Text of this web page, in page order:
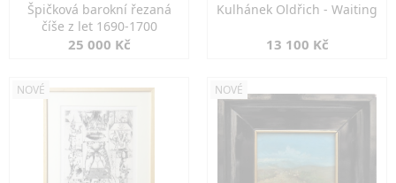
Špičková barokní řezaná
číše z let 1690-1700
25 000 Kč
Kulhánek Oldřich - Waiting
13 100 Kč
NOVÉ NOVÉ